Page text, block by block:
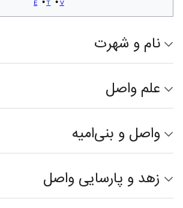
v
t
e
نام و شهرت
علم واصل
واصل و بنی‌امیه
زهد و پارسایی واصل